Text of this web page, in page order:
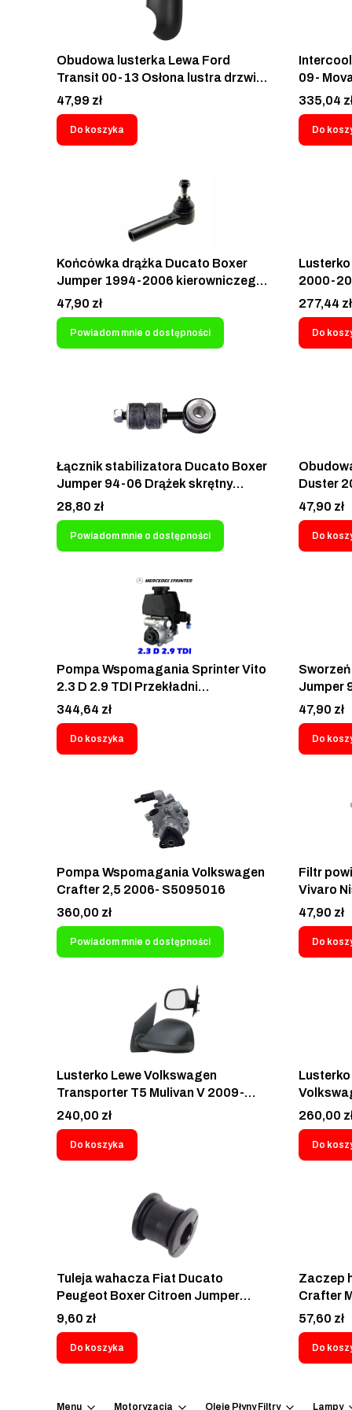
Obudowa lusterka Lewa Ford
Transit 00-13 Osłona lustra drzwi
kierowcy Ford Tourneo 2006-2013
Plastik 4458067 4059946
2C1117D721AA
Cena
47,99 zł
Do koszyka
09-
Mjtd
2.2 3.0
C 2021-
Cena
335,04
Do
Końcówka drążka Ducato Boxer
Jumper 1994-2006 kierowniczego
Fiat Ducato Peugeot Boxer Citroen
Jumper 1994-2006
Cena
47,90 zł
Powiadom mnie o dostępności
Lusterko
2000-
MK7
EF
Cena
277,44 zł
Do
Łącznik stabilizatora Ducato Boxer
Jumper 94-06 Drążek skrętny
łącznikowy Fiat Ducato Citroen
Jumper Peugeot Boxer 1994-2006
1300716080 5087.37 5093.16
15503811 S6057027
Cena
28,80 zł
Powiadom mnie o dostępności
Duster
Nissan
Cena
47,90 zł
Do
Pompa Wspomagania Sprinter Vito
2.3 D 2.9 TDI Przekładni
Kierowniczej Maglownicy Mercedes
Sprinter 208 210 212 308 310 312
408 410 412 D 95-99 Vito W638
108D 1995- A003466070180
A002466260180 A0024662801
002466260180 A0024662601
Cena
344,64 zł
Do koszyka
Jumper
Boxer
SRL
Cena
47,90 zł
Do
Pompa Wspomagania Volkswagen
Crafter 2,5 2006- S5095016
Cena
360,00 zł
Powiadom mnie o dostępności
Filtr
Vivaro
- SRLine
Cena
47,90 zł
Do
Lusterko Lewe Volkswagen
Transporter T5 Mulivan V 2009-
2015 Manualne 9569510S
Cena
240,00 zł
Do koszyka
Multivan
508-CT-
Cena
260,00
Do
Tuleja wahacza Fiat Ducato
Peugeot Boxer Citroen Jumper
1994-2006 SRL S2057004
Cena
9,60 zł
Do koszyka
Zaczep
Crafter
Klasa
GTU_07
Cena
57,60 zł
Do
Menu Motoryzacja Oleje Płyny Filtry Lampy